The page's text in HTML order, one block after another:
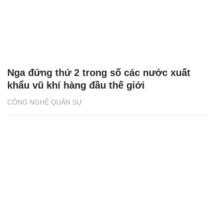
CÔNG NGHỆ QUÂN SỰ
Nga đứng thứ 2 trong số các nước xuất
khẩu vũ khí hàng đầu thế giới